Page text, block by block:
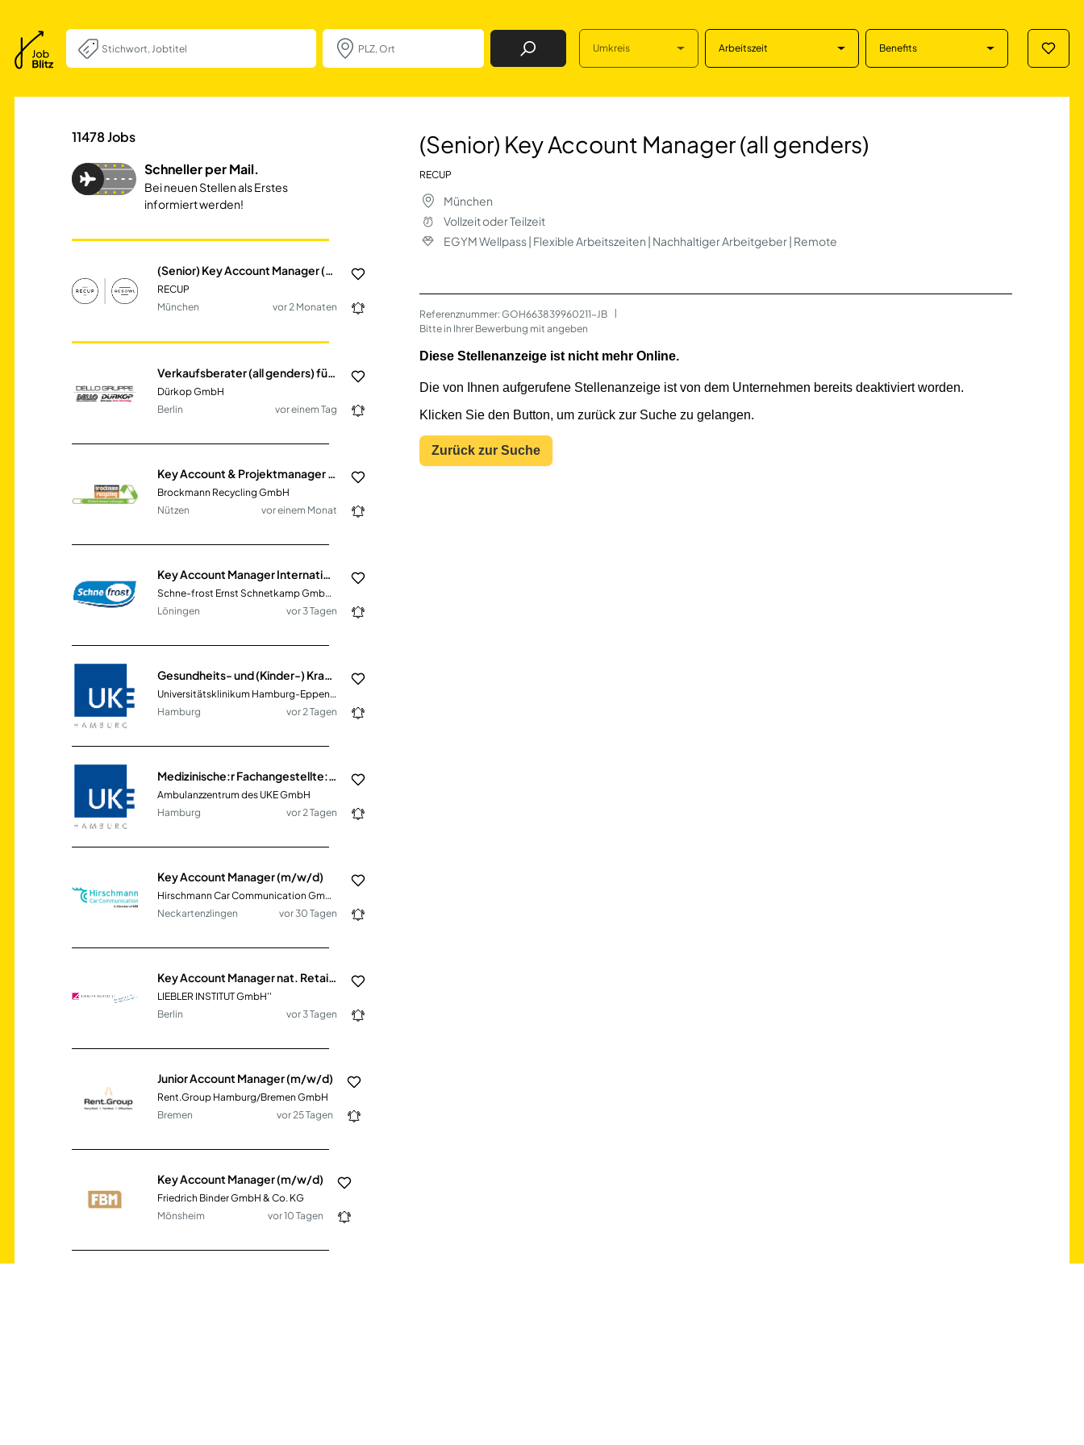
Job Finden Umkreis Arbeitszeit Benefits
(Senior) Key Account Manager (all genders) in
11478Jobs
Schneller per Mail.
Bei neuen Stellen als Erstes
informiert werden!
(Senior) Key Account Manager (all genders)
RECUP
München
vor 2 Monaten
Verkaufsberater (all genders) für Neuwagen
Dürkop GmbH
Berlin
vor einem Tag
Brockmann Recycling GmbH
Nützen
vor einem Monat
Key Account Manager International (m/w/d)
Schne-frost Ernst Schnetkamp GmbH & Co. KG
Löningen
vor 3 Tagen
Gesundheits- und (Kinder-) Krankenpfleger:in / Pflegefachperson (all genders) für die Zentrale Notaufnahme
Universitätsklinikum Hamburg-Eppendorf
Hamburg
vor 2 Tagen
Ambulanzzentrum des UKE GmbH
Hamburg
vor 2 Tagen
Key Account Manager (m/w/d)
Hirschmann Car Communication GmbH
Neckartenzlingen
vor 30 Tagen
Key Account Manager nat. Retail/LEH sowie Foodservice (m/w/d) für den Bereich Feinkost
LIEBLER INSTITUT GmbH''
Berlin
vor 3 Tagen
Junior Account Manager (m/w/d)
Rent.Group Hamburg/Bremen GmbH
Bremen
vor 25 Tagen
Key Account Manager (m/w/d)
Friedrich Binder GmbH & Co. KG
Mönsheim
vor 10 Tagen
(Senior) Key Account Manager (all genders)
RECUP
München
Vollzeit oder Teilzeit
EGYM Wellpass | Flexible Arbeitszeiten | Nachhaltiger Arbeitgeber | Remote
Referenznummer: GOH663839960211-JB
Bitte in Ihrer Bewerbung mit angeben